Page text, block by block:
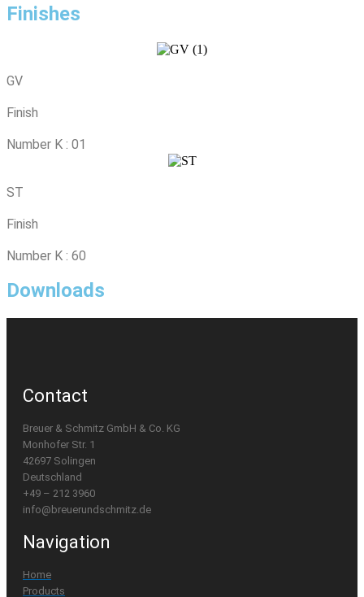
Finishes
GV
Finish
Number K : 01
ST
Finish
Number K : 60
Downloads
Contact
Breuer & Schmitz GmbH & Co. KG
Monhofer Str. 1
42697 Solingen
Deutschland
+49 – 212 3960
info@breuerundschmitz.de
Navigation
Home
Products